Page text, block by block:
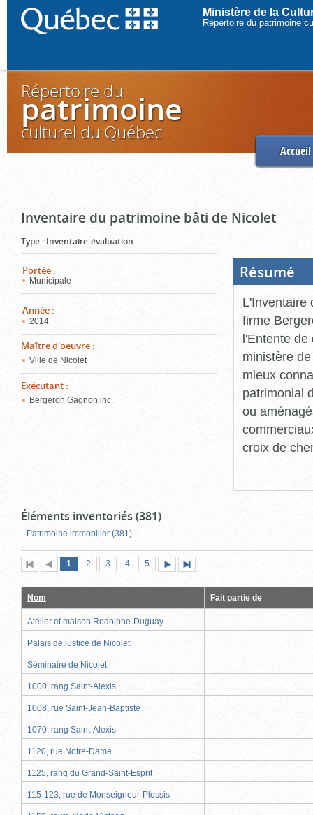
Ministère de la
Répertoire du patrimoine
Répertoire du
patrimoine
culturel du Québec
Accueil
Inventaire du patrimoine bâti de Nicolet
Type : Inventaire-évaluation
Portée :
Municipale
Année :
2014
Maître d'oeuvre :
Ville de Nicolet
Exécutant :
Bergeron Gagnon inc.
Résumé
L'Inventaire
firme
l'Entente de
ministère
mieux
patrimonial
ou
croix de
Éléments inventoriés (381)
Patrimoine immobilier (381)
Première
page
Page
précédente
Page
1 (page
actuelle)
Page
2 Page
3 Page
4 Page
5
suivante
page
Nom Fait partie de
Atelier et maison Rodolphe-Duguay
Palais de justice de Nicolet
Séminaire de Nicolet
1000, rang Saint-Alexis
1008, rue Saint-Jean-Baptiste
1070, rang Saint-Alexis
1120, rue Notre-Dame
1125, rang du Grand-Saint-Esprit
115-123, rue de Monseigneur-Plessis